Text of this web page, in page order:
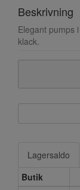
Beskrivning
Elegant pumps
klack.
Lagersaldo
Butik